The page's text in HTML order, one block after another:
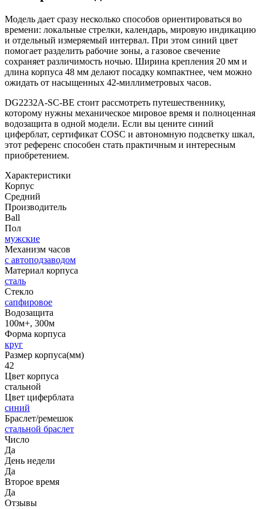
Модель дает сразу несколько способов ориентироваться во
времени: локальные стрелки, календарь, мировую индикацию
и отдельный измеряемый интервал. При этом синий цвет
помогает разделить рабочие зоны, а газовое свечение
сохраняет различимость ночью. Ширина крепления 20 мм и
длина корпуса 48 мм делают посадку компактнее, чем можно
ожидать от насыщенных 42-миллиметровых часов.
DG2232A-SC-BE стоит рассмотреть путешественнику,
которому нужны механическое мировое время и полноценная
водозащита в одной модели. Если вы цените синий
циферблат, сертификат COSC и автономную подсветку шкал,
этот референс способен стать практичным и интересным
приобретением.
Характеристики
Корпус
Средний
Производитель
Ball
Пол
мужские
Механизм часов
с автоподзаводом
Материал корпуса
сталь
Стекло
сапфировое
Водозащита
100м+, 300м
Форма корпуса
круг
Размер корпуса(мм)
42
Цвет корпуса
стальной
Цвет циферблата
синий
Браслет/ремешок
стальной браслет
Число
Да
День недели
Да
Второе время
Да
Отзывы